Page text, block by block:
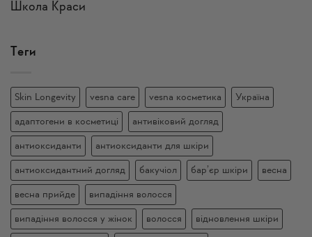
Школа Краси
Теги
Skin Longevity vesna care vesna косметика Україна
адаптогени в косметиці антивіковий догляд
антиоксиданти антиоксиданти для шкіри
антиоксидантний догляд бакучіол бар’єр шкіри весна
весна прийде випадіння волосся
випадіння волосся у жінок волосся відновлення шкіри